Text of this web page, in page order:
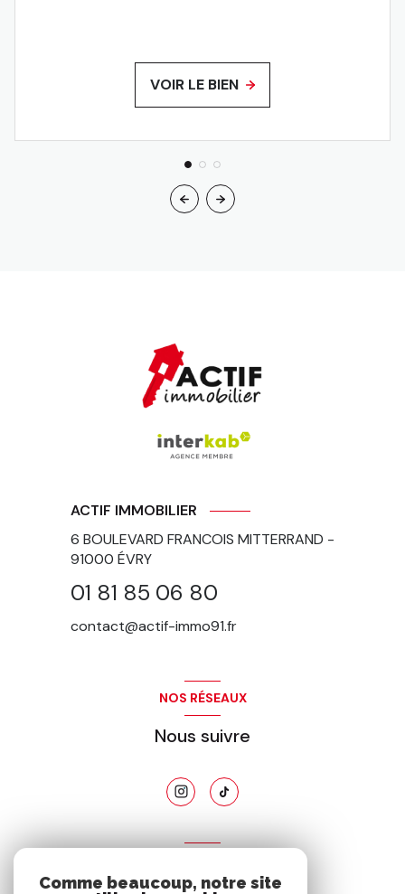
VOIR LE BIEN
ACTIF IMMOBILIER
6 BOULEVARD FRANCOIS MITTERRAND -
91000 ÉVRY
01 81 85 06 80
contact@actif-immo91.fr
NOS RÉSEAUX
Nous suivre
Comme beaucoup, notre site